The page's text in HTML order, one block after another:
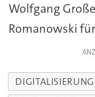
Wolfgang
Romanowski
DIGITALISIERUNG